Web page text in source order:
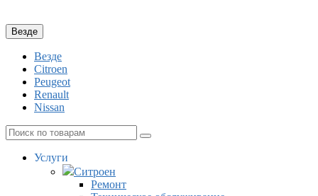
Везде
Везде
Citroen
Peugeot
Renault
Nissan
Услуги
Ситроен
Ремонт